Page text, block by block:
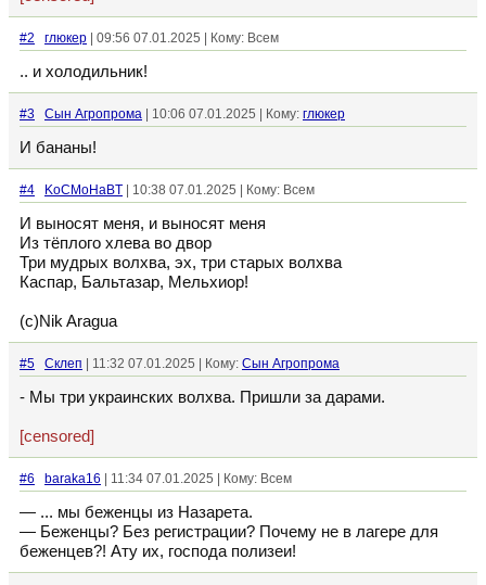
#2 глюкер | 09:56 07.01.2025 | Кому: Всем
.. и холодильник!
#3 Сын Агропрома | 10:06 07.01.2025 | Кому: глюкер
И бананы!
#4 KoCMoHaBT | 10:38 07.01.2025 | Кому: Всем
И выносят меня, и выносят меня
Из тёплого хлева во двор
Три мудрых волхва, эх, три старых волхва
Каспар, Бальтазар, Мельхиор!
(с)Nik Aragua
#5 Склеп | 11:32 07.01.2025 | Кому: Сын Агропрома
- Мы три украинских волхва. Пришли за дарами.
[censored]
#6 baraka16 | 11:34 07.01.2025 | Кому: Всем
— ... мы беженцы из Назарета.
— Беженцы? Без регистрации? Почему не в лагере для
беженцев?! Ату их, господа полизеи!